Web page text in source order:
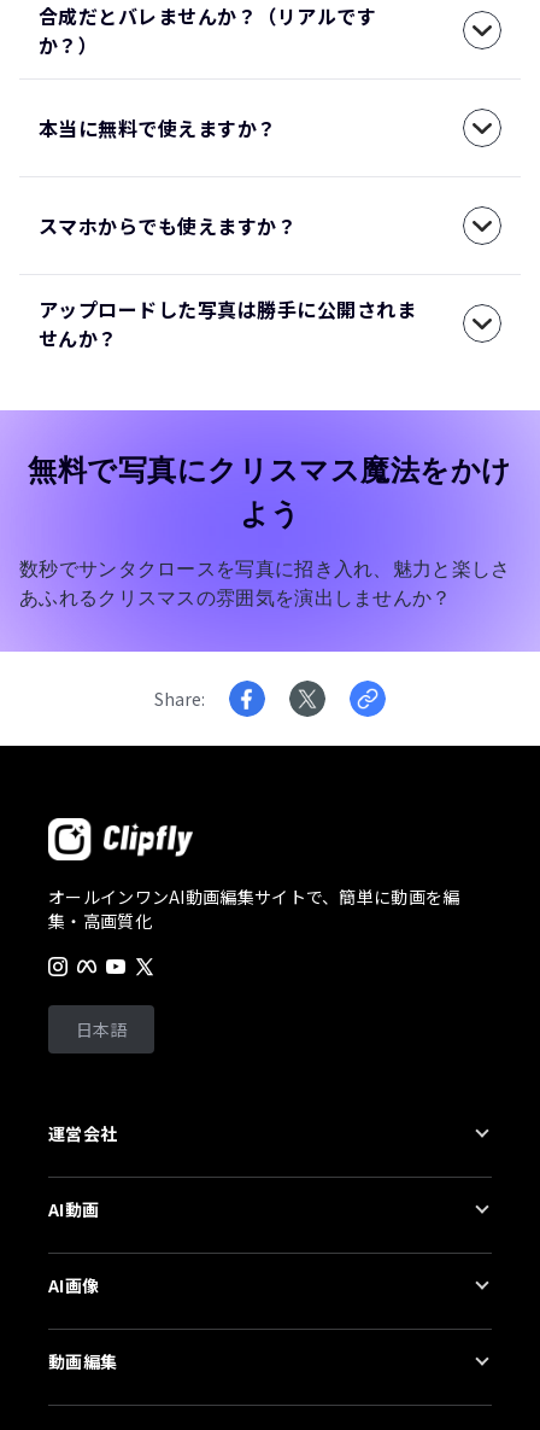
合成だとバレませんか？（リアルです
か？）
本当に無料で使えますか？
スマホからでも使えますか？
アップロードした写真は勝手に公開されま
せんか？
無料で写真にクリスマス魔法をかけ
よう
数秒でサンタクロースを写真に招き入れ、魅力と楽しさ
あふれるクリスマスの雰囲気を演出しませんか？
Share
オールインワンAI動画編集サイトで、簡単に動画を編
集・高画質化
日本語
運営会社
お問合せ
プライバシーポリシー
利用規約
製品アップデート
ヘルプセンター
料金プラン
AI動画
AIキス動画生成
AI動画高画質化
画像を動かすAI
動画消しゴムマジック
AI画像
もっと見る
動画編集